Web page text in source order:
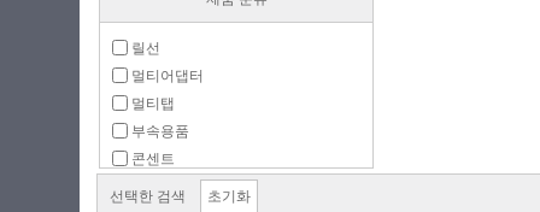
릴선
멀티어댑터
멀티탭
부속용품
콘센트
선택한 검색 초기화